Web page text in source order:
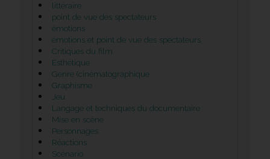
littéraire
point de vue des spectateurs
émotions
émotions et point de vue des spectateurs
Critiques du film
Esthétique
Genre (cinématographique
Graphisme
Jeu
Langage et techniques du documentaire
Mise en scène
Personnages
Réactions
Scénario